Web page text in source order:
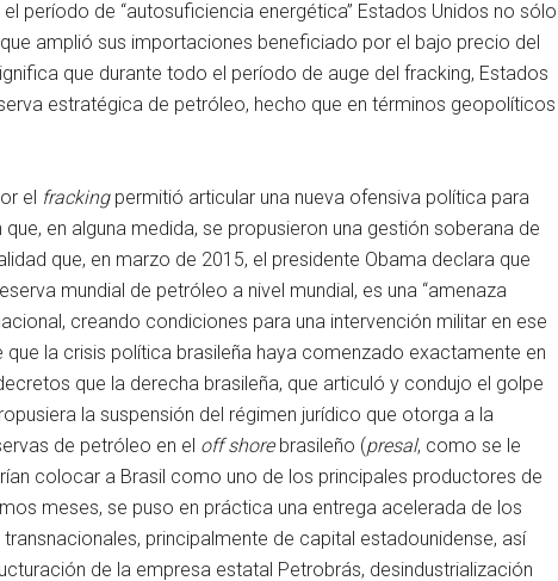
período de “autosuficiencia energética” Estados Unidos no sólo
amplió sus importaciones beneficiado por el bajo precio del
que durante todo el período de auge del fracking, Estados
estratégica de petróleo, hecho que en términos geopolíticos
el frackingpermitió articular una nueva ofensiva política para
en alguna medida, se propusieron una gestión soberana de
que, en marzo de 2015, el presidente Obama declara que
mundial de petróleo a nivel mundial, es una “amenaza
creando condiciones para una intervención militar en ese
la crisis política brasileña haya comenzado exactamente en
que la derecha brasileña, que articuló y condujo el golpe
la suspensión del régimen jurídico que otorga a la
de petróleo en el off shorebrasileño (presal, como se le
colocar a Brasil como uno de los principales productores de
meses, se puso en práctica una entrega acelerada de los
principalmente de capital estadounidense, así
de la empresa estatal Petrobrás, desindustrialización